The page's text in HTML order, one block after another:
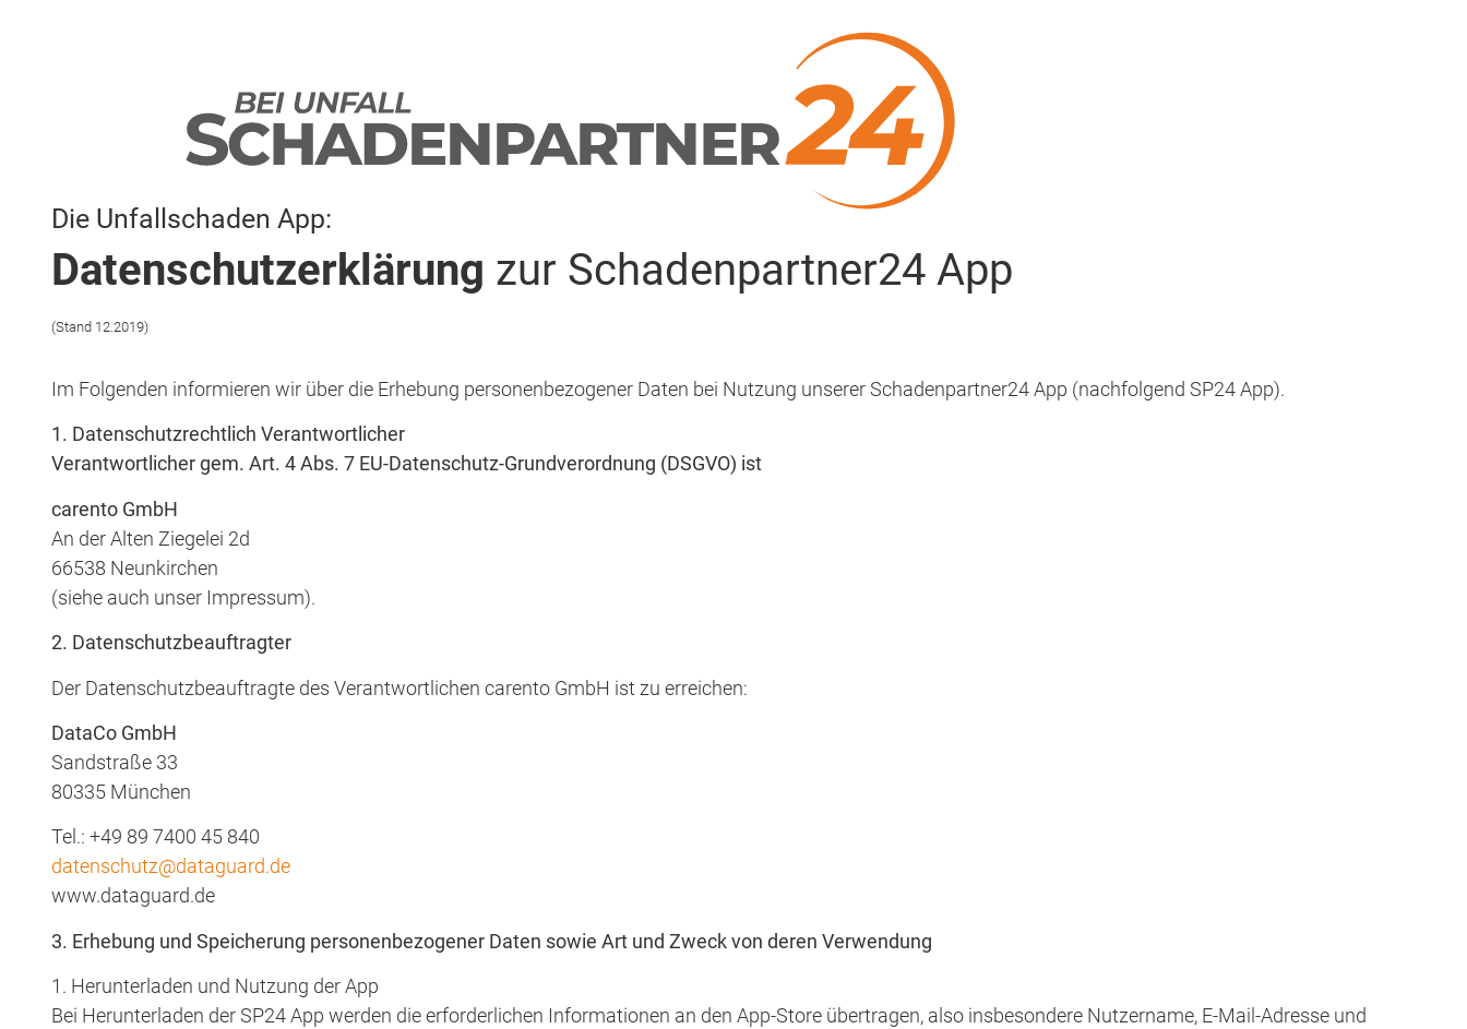
Die Unfallschaden App:
Datenschutzerklärung zur Schadenpartner24 App
(Stand 12.2019)
Im Folgenden informieren wir über die Erhebung personenbezogener Daten bei Nutzung unserer Schadenpartner24 App (nachfolgend SP24 App).
1. Datenschutzrechtlich Verantwortlicher
Verantwortlicher gem. Art. 4 Abs. 7 EU-Datenschutz-Grundverordnung (DSGVO) ist
carento GmbH
An der Alten Ziegelei 2d
66538 Neunkirchen
(siehe auch unser Impressum).
2. Datenschutzbeauftragter
Der Datenschutzbeauftragte des Verantwortlichen carento GmbH ist zu erreichen:
DataCo GmbH
Sandstraße 33
80335 München
Tel.: +49 89 7400 45 840
datenschutz@dataguard.de
www.dataguard.de
3. Erhebung und Speicherung personenbezogener Daten sowie Art und Zweck von deren Verwendung
1. Herunterladen und Nutzung der App
Bei Herunterladen der SP24 App werden die erforderlichen Informationen an den App-Store übertragen, also insbesondere Nutzername, E-Mail-Adresse und